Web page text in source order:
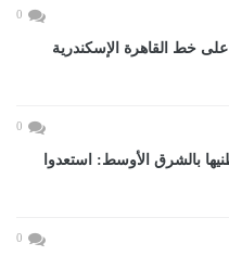
0
خط القاهرة الإسكندرية
0
بالشرق الأوسط: استعدوا
0